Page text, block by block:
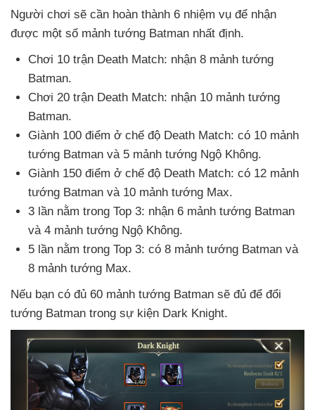
Người chơi sẽ cần hoàn thành 6 nhiệm vụ để nhận
được một số mảnh tướng Batman nhất định.
Chơi 10 trận Death Match: nhận 8 mảnh tướng
Batman.
Chơi 20 trận Death Match: nhận 10 mảnh tướng
Batman.
Giành 100 điểm ở chế độ Death Match: có 10 mảnh
tướng Batman và 5 mảnh tướng Ngộ Không.
Giành 150 điểm ở chế độ Death Match: có 12 mảnh
tướng Batman và 10 mảnh tướng Max.
3 lần nằm trong Top 3: nhận 6 mảnh tướng Batman
và 4 mảnh tướng Ngộ Không.
5 lần nằm trong Top 3: có 8 mảnh tướng Batman và
8 mảnh tướng Max.
Nếu bạn có đủ 60 mảnh tướng Batman sẽ đủ để đổi
tướng Batman trong sự kiện Dark Knight.